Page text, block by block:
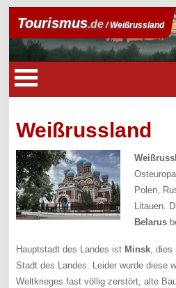
Tourismus.de/ Weißrussland
Weißrussland
Polen,
Litauen.
Belarus
Hauptstadt des Landes ist Minsk, dies
Stadt des Landes. Leider wurde diese
Weltkrieges fast völlig zerstört, alte